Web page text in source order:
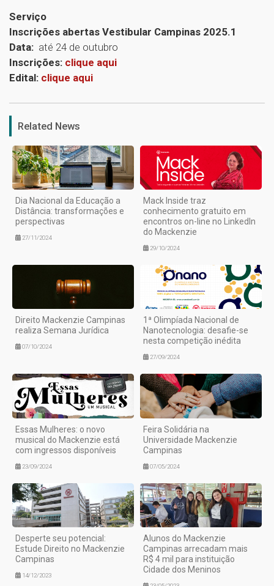
Serviço
Inscrições abertas Vestibular Campinas 2025.1
Data: até 24 de outubro
Inscrições: clique aqui
Edital: clique aqui
Related News
Dia Nacional da Educação a
Distância: transformações e
perspectivas
27/11/2024
Mack Inside traz
conhecimento gratuito em
encontros on-line no LinkedIn
do Mackenzie
29/10/2024
Direito Mackenzie Campinas
realiza Semana Jurídica
07/10/2024
1ª Olimpíada Nacional de
Nanotecnologia: desafie-se
nesta competição inédita
27/09/2024
Essas Mulheres: o novo
musical do Mackenzie está
com ingressos disponíveis
23/09/2024
Feira Solidária na
Universidade Mackenzie
Campinas
07/05/2024
Desperte seu potencial:
Estude Direito no Mackenzie
Campinas
14/12/2023
Alunos do Mackenzie
Campinas arrecadam mais
R$ 4 mil para instituição
Cidade dos Meninos